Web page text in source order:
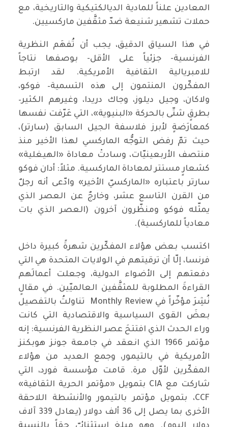
المعادين علناً للمادية الديالكتيكية والتاريخية، مع
حملات تشهير شنيعة ضدّ مثقَّفين ماركسيين.
في هذا السياق الدقيق، يجب أن تُفهَم النظرية
الفرنسية- جزئياً على الأقل- بوصفها نتاجاً
للامبريالية الثقافية الأمريكية. لقد ارتبط
المفكّرون المنتمون إلى هذه التسمية– فوكو،
ولاكان، وجيل ديلوز، وجاك دريدا، وغيرهم الكثير–
بطرقٍ شتّى بالحركة «البنيوية»، التي عَرّفت نفسها
كمعارَضةٍ لأبرز فلاسفة الجيل السابق (سارتر)،
حيث تمّ رفض التوجُّه الماركسي لهذا الأخير منذ
منتصف الأربعينيّات، وسادتْ معاداة «الهيغلية»
كشعارٍ مستتر لمعاداة الماركسية. مثلاً: أدان فوكو
سارتر باعتباره «الماركسيّ الأخير» وادّعى أنه رجلٌ
من القرن التاسع عشر، وخارجٌ عن العصر الذي
يمثّله فوكو ومنظّرون آخرون (العصر الذي بات
معادياً للماركسية).
اكتسب بعض هؤلاء المفكّرين شهرةً كبيرة داخل
فرنسا، إلّا أن ترقيتهم في الولايات المتحدة هي التي
دفعتهم إلى الأضواء الدولية، وجعلت أعمالَهم
القراءةَ المطلوبة للمثقَّفين العالميّين. في مقالٍ
نُشِرَ مؤخّراً في Monthly Review تناولتُ بالتفصيل
بعضَ القوى السياسية والاقتصادية التي كانت
وراء الحدث الذي افتتحَ عصر النظرية الفرنسية: إنه
مؤتمر 1966 الذي انعقد في جامعة جونز هوبكنز
الأمريكية في بالتيمور، وجمع العديد من هؤلاء
المفكّرين لأوّل مرة. قامت مؤسسة فورد، التي
شاركت مع CIA بتمويل «مؤتمر الحرية الثقافية»
CCF، بتمويل مؤتمر بالتيمور والأنشطة اللاحقة
الأخرى بما يصل إلى 36 ألف دولار (يعادل 339 آلاف